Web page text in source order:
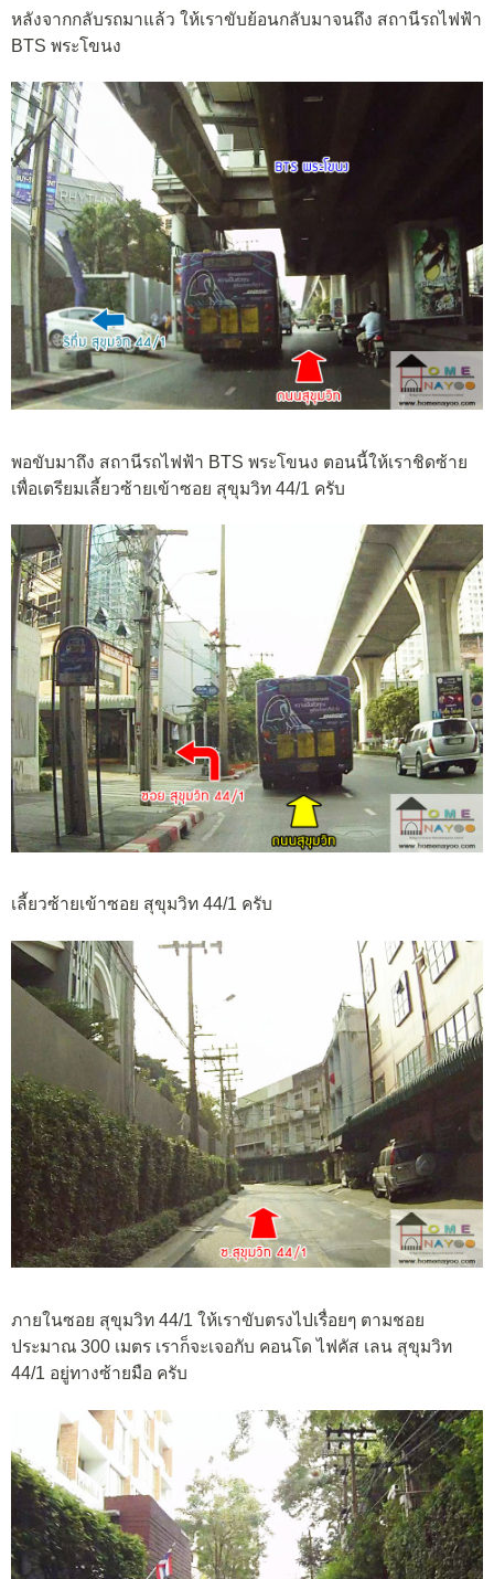
หลังจากกลับรถมาแล้ว ให้เราขับย้อนกลับมาจนถึง สถานีรถไฟฟ้า
BTS พระโขนง
พอขับมาถึง สถานีรถไฟฟ้า BTS พระโขนง ตอนนี้ให้เราชิดซ้าย
เพื่อเตรียมเลี้ยวซ้ายเข้าซอย สุขุมวิท 44/1 ครับ
เลี้ยวซ้ายเข้าซอย สุขุมวิท 44/1 ครับ
ภายในซอย สุขุมวิท 44/1 ให้เราขับตรงไปเรื่อยๆ ตามชอย
ประมาณ 300 เมตร เราก็จะเจอกับ คอนโด ไฟคัส เลน สุขุมวิท
44/1 อยู่ทางซ้ายมือ ครับ